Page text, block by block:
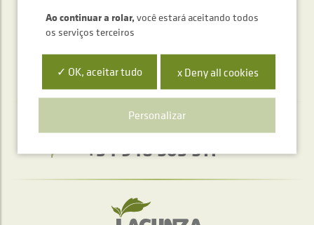
ENVIAR
Serviço de atendimento telefónico
+34 948 563 511
Ao continuar a rolar,você estará aceitando todos
os serviços terceiros
✓ OK, aceitar tudo x Deny all cookies
Personalizar